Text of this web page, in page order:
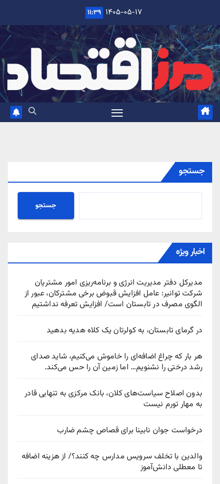
content
۱۴۰۵-۰۵-۱۷ ۱۱:۳۹
جستجو
جستجو
اخبار ویژه
مدیرکل دفتر مدیریت انرژی و برنامه‌ریزی امور مشتریان
شرکت توانیر: عامل افزایش قبوض برخی مشترکان، عبور از
الگوی مصرف در تابستان است/ افزایش تعرفه نداشتیم
در گرمای تابستان، به کولرتان یک کلاه هدیه بدهید
هر بار که چراغ اضافه‌ای را خاموش می‌کنیم، شاید صدای
رشد درختی را نشنویم… اما زمین آن را حس می‌کند.
بدون اصلاح سیاست‌های کلان، بانک مرکزی به تنهایی قادر
به مهار تورم نیست
درخواست جوان نابینا برای قصاص چشم ضارب
والدین با تخلف سرویس مدارس چه کنند؟/ از هزینه اضافه
تا معطلی دانش‌آموز